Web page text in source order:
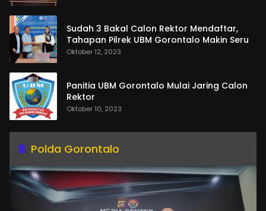
Sudah 3 Bakal Calon Rektor Mendaftar,
Tahapan Pilrek UBM Gorontalo Makin Seru
Oktober 12, 2023
Panitia UBM Gorontalo Mulai Jaring Calon
Rektor
Oktober 10, 2023
Polda Gorontalo